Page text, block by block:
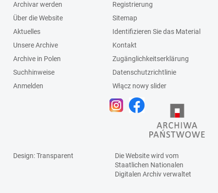
Archivar werden
Über die Website
Aktuelles
Unsere Archive
Archive in Polen
Suchhinweise
Anmelden
Registrierung
Sitemap
Identifizieren Sie das Material
Kontakt
Zugänglichkeitserklärung
Datenschutzrichtlinie
Włącz nowy slider
Design: Transparent
Die Website wird vom
Staatlichen Nationalen
Digitalen Archivverwaltet